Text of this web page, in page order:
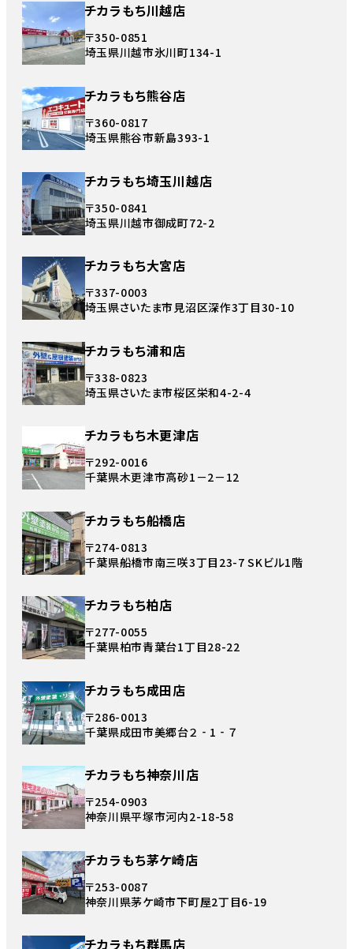
チカラもち川越店
〒350-0851
埼玉県川越市氷川町134-1
チカラもち熊谷店
〒360-0817
埼玉県熊谷市新島393-1
チカラもち埼玉川越店
〒350-0841
埼玉県川越市御成町72-2
チカラもち大宮店
〒337-0003
埼玉県さいたま市見沼区深作3丁目30-10
チカラもち浦和店
〒338-0823
埼玉県さいたま市桜区栄和4-2-4
チカラもち木更津店
〒292-0016
千葉県木更津市高砂1－2－12
チカラもち船橋店
〒274-0813
千葉県船橋市南三咲3丁目23-7 SKビル1階
チカラもち柏店
〒277-0055
千葉県柏市青葉台1丁目28-22
チカラもち成田店
〒286-0013
千葉県成田市美郷台２‐1‐７
チカラもち神奈川店
〒254-0903
神奈川県平塚市河内2-18-58
チカラもち茅ケ崎店
〒253-0087
神奈川県茅ケ崎市下町屋2丁目6-19
チカラもち群馬店